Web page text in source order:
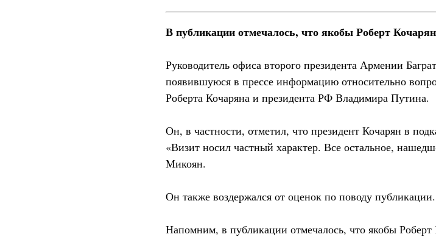
В публикации отмечалось, что якобы Роберт
Руководитель офиса второго президента Армении
появившуюся в прессе информацию относительно
Роберта Кочаряна и президента РФ Владимира Путина.
Он, в частности, отметил, что президент Кочарян в
«Визит носил частный характер. Все остальное,
Микоян.
Он также воздержался от оценок по поводу публикации.
Напомним, в публикации отмечалось, что якобы Роберт